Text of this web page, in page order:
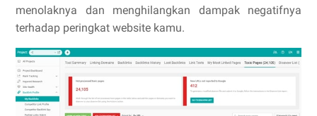
menolaknya dan menghilangkan dampak negatifnya
terhadap peringkat website kamu.